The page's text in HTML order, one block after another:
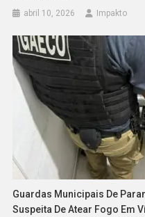
abril 10, 2026 Impakto
Guardas Municipais De
Suspeita De Atear Fogo Em